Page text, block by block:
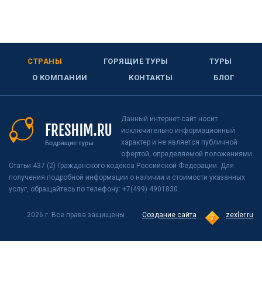
СТРАНЫ ГОРЯЩИЕ ТУРЫ
ТУРЫ
О КОМПАНИИ
КОНТАКТЫ БЛОГ
Данный интернет-сайт носит
исключительно информационный
характер и не является публичной
офертой, определяемой положениями
Статьи 437 (2) Гражданского кодекса Российской Федерации. Для
получения подробной информации о наличии и стоимости указанных
услуг, обращайтесь по телефону: +7(499) 4901830.
Создание сайта zexler.ru
2026 г. Все права защищены